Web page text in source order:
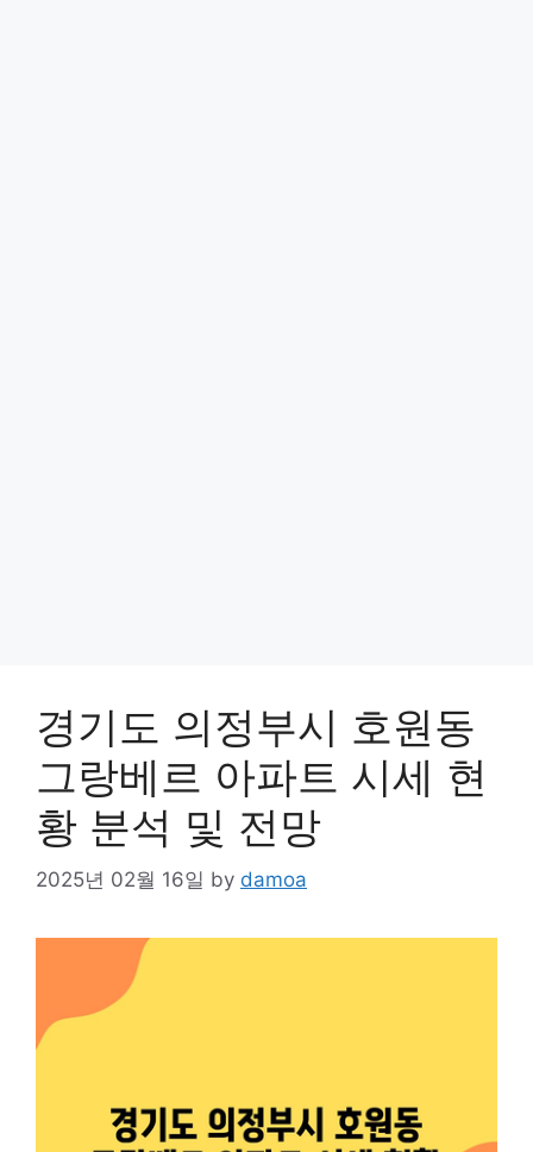
경기도 의정부시 호원동
그랑베르 아파트 시세 현
황 분석 및 전망
2025년 02월 16일 by damoa